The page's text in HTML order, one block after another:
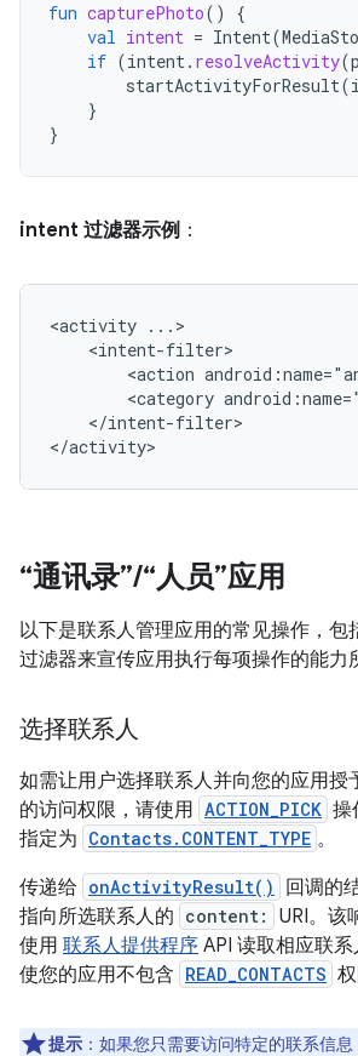
fun capturePhoto()
{
val intent = Intent(
if (intent. resolveActivity(
startActivityForResult(
}
}
intent 过滤器示例 ：
<activity
<action
<category
</intent-filter>
</activity>
“通讯录”/“人员”应用
以下是联系人管理应用的常见操作，包
过滤器来宣传应用执行每项操作的能力
选择联系人
如需让用户选择联系人并向您的应用授
的访问权限，请使用 ACTION_PICK 操
指定为 Contacts.CONTENT_TYPE 。
传递给 onActivityResult() 回调的
指向所选联系人的 content:
URI。该
使用 联系人提供程序 API 读取相应联
使您的应用不包含 READ_CONTACTS
提示 ：如果您只需要访问特定的联系信